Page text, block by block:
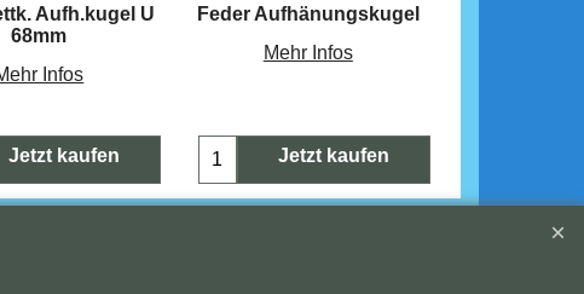
Aufh.kugel U
68mm
Infos
Jetzt kaufen
Feder Aufhänungskugel
Mehr Infos
Jetzt kaufen